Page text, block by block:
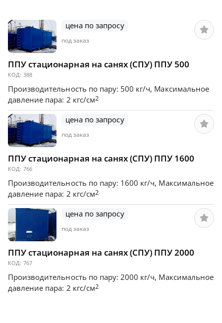
ППУ стационарная на санях (СПУ) ППУ 500
КОД: 388
Производительность по пару: 500 кг/ч, Максимальное
давление пара: 2 кгс/см2
цена по запросу
под заказ
ППУ стационарная на санях (СПУ) ППУ 1600
КОД: 766
Производительность по пару: 1600 кг/ч, Максимальное
давление пара: 2 кгс/см2
цена по запросу
под заказ
ППУ стационарная на санях (СПУ) ППУ 2000
КОД: 767
Производительность по пару: 2000 кг/ч, Максимальное
давление пара: 2 кгс/см2
цена по запросу
под заказ